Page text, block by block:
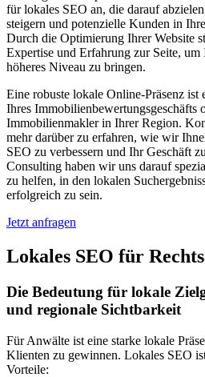
für lokales SEO an, die darauf
steigern und potenzielle Kunden in
Durch die Optimierung Ihrer Website
Expertise und Erfahrung zur Seite,
höheres Niveau zu bringen.
Eine robuste lokale Online-Präsenz ist
Ihres Immobilienbewertungsgeschäfts
Immobilienmakler in Ihrer Region.
mehr darüber zu erfahren, wie wir
SEO zu verbessern und Ihr Geschäft
Consulting haben wir uns darauf
zu helfen, in den lokalen
erfolgreich zu sein.
Jetzt anfragen
Lokales SEO für
Die Bedeutung für lokale
und regionale Sichtbarkeit
Für Anwälte ist eine starke lokale
Klienten zu gewinnen. Lokales SEO
Vorteile: